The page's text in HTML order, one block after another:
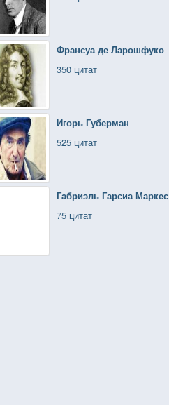
Франсуа де Ларошфуко
350 цитат
Игорь Губерман
525 цитат
Габриэль Гарсиа Маркес
75 цитат